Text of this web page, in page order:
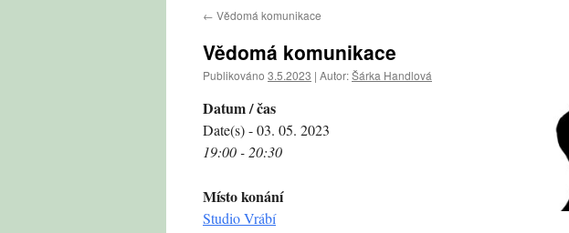
← Vědomá komunikace
Vědomá komunikace
Publikováno 3.5.2023 | Autor:Šárka Handlová
Datum / čas
Date(s) - 03. 05. 2023
19:00 - 20:30
Místo konání
Studio Vrábí